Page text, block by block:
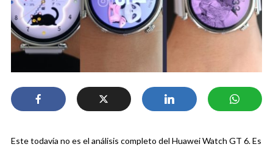
Este todavía no es el análisis completo del Huawei Watch GT 6. Es